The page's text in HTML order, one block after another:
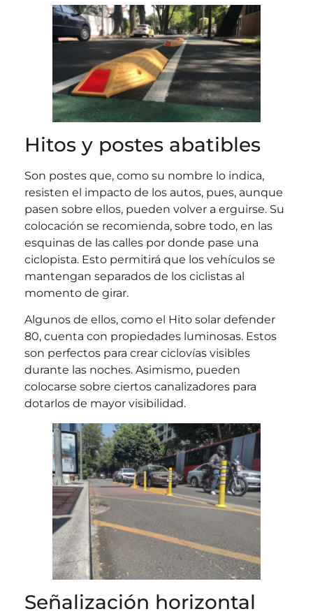
Hitos y postes abatibles
Son postes que, como su nombre lo indica,
resisten el impacto de los autos, pues, aunque
pasen sobre ellos, pueden volver a erguirse. Su
colocación se recomienda, sobre todo, en las
esquinas de las calles por donde pase una
ciclopista. Esto permitirá que los vehículos se
mantengan separados de los ciclistas al
momento de girar.
Algunos de ellos, como el Hito solar defender
80, cuenta con propiedades luminosas. Estos
son perfectos para crear ciclovías visibles
durante las noches. Asimismo, pueden
colocarse sobre ciertos canalizadores para
dotarlos de mayor visibilidad.
Señalización horizontal